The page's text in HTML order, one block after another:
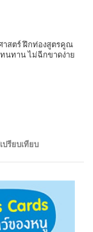
าสตร์ ฝึกท่องสูตรคูณ
นทาน ไม่ฉีกขาดง่าย
ปรียบเทียบ